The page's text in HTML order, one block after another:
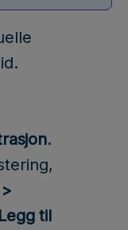
.
Legg til